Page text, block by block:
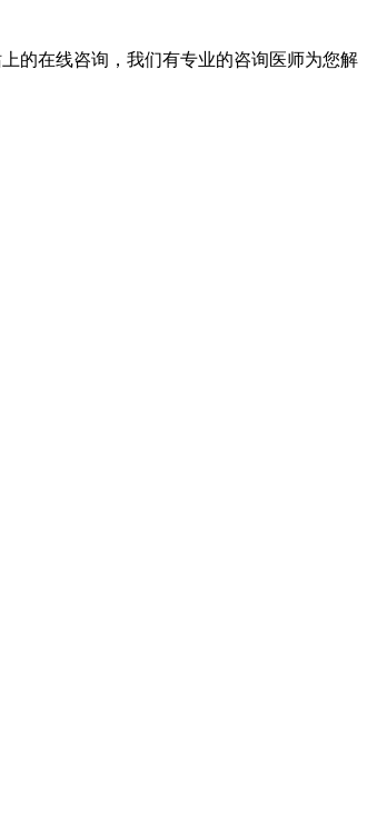
的在线咨询，我们有专业的咨询医师为您解